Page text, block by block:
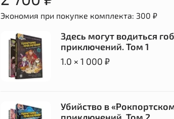
Экономия при покупке комплекта: 300 ₽
Здесь могут водиться
приключений. Том 1
1.0 × 1 000 ₽
Убийство в